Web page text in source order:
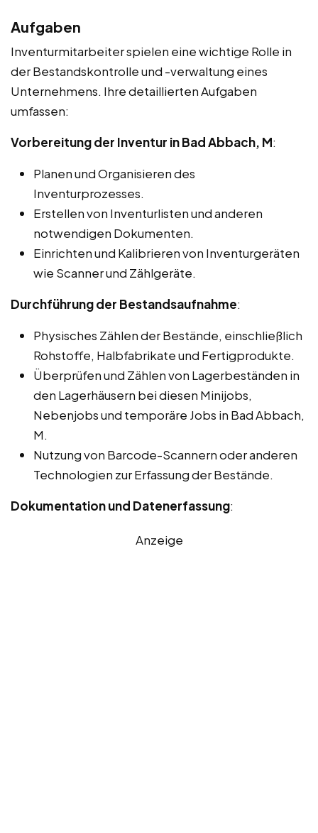
Aufgaben
Inventurmitarbeiter spielen eine wichtige Rolle in
der Bestandskontrolle und -verwaltung eines
Unternehmens. Ihre detaillierten Aufgaben
umfassen:
Vorbereitung der Inventur in Bad Abbach, M:
Planen und Organisieren des
Inventurprozesses.
Erstellen von Inventurlisten und anderen
notwendigen Dokumenten.
Einrichten und Kalibrieren von Inventurgeräten
wie Scanner und Zählgeräte.
Durchführung der Bestandsaufnahme:
Physisches Zählen der Bestände, einschließlich
Rohstoffe, Halbfabrikate und Fertigprodukte.
Überprüfen und Zählen von Lagerbeständen in
den Lagerhäusern bei diesen Minijobs,
Nebenjobs und temporäre Jobs in Bad Abbach,
M.
Nutzung von Barcode-Scannern oder anderen
Technologien zur Erfassung der Bestände.
Dokumentation und Datenerfassung:
Anzeige